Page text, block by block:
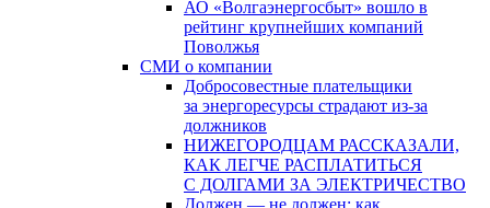
АО «Волгаэнергосбыт» вошло в
рейтинг крупнейших компаний
Поволжья
СМИ о компании
Добросовестные плательщики
за энергоресурсы страдают из-за
должников
НИЖЕГОРОДЦАМ РАССКАЗАЛИ,
КАК ЛЕГЧЕ РАСПЛАТИТЬСЯ
С ДОЛГАМИ ЗА ЭЛЕКТРИЧЕСТВО